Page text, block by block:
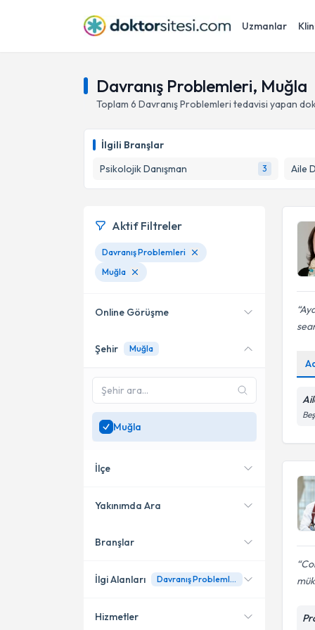
Uzmanlar
Davranış Problemleri, Muğla
Toplam 6 Davranış Problemleri tedavisi yapan
İlgili Branşlar
Psikolojik Danışman
3 Aile
Aktif Filtreler
Davranış Problemleri
Muğla
Online Görüşme
Online danışmanlık sunan
SadeceMuğla
uzman ara
Şehir Muğla
Muğla
İlçe
Fethiye
Bodrum
Yakınımda Ara
Konumuma yakın uzmanları
Branşlar
Psikolojik Danışman
İlgi Alanları Davranış Problemleri
Hizmetler